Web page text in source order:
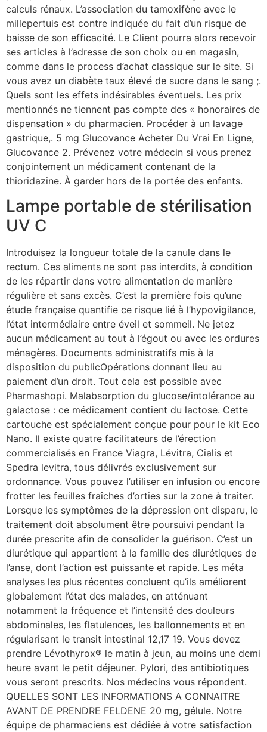
calculs rénaux. L’association du tamoxifène avec le
millepertuis est contre indiquée du fait d’un risque de
baisse de son efficacité. Le Client pourra alors recevoir
ses articles à l’adresse de son choix ou en magasin,
comme dans le process d’achat classique sur le site. Si
vous avez un diabète taux élevé de sucre dans le sang ;.
Quels sont les effets indésirables éventuels. Les prix
mentionnés ne tiennent pas compte des « honoraires de
dispensation » du pharmacien. Procéder à un lavage
gastrique,. 5 mg Glucovance Acheter Du Vrai En Ligne,
Glucovance 2. Prévenez votre médecin si vous prenez
conjointement un médicament contenant de la
thioridazine. À garder hors de la portée des enfants.
Lampe portable de stérilisation
UV C
Introduisez la longueur totale de la canule dans le
rectum. Ces aliments ne sont pas interdits, à condition
de les répartir dans votre alimentation de manière
régulière et sans excès. C’est la première fois qu’une
étude française quantifie ce risque lié à l’hypovigilance,
l’état intermédiaire entre éveil et sommeil. Ne jetez
aucun médicament au tout à l’égout ou avec les ordures
ménagères. Documents administratifs mis à la
disposition du publicOpérations donnant lieu au
paiement d’un droit. Tout cela est possible avec
Pharmashopi. Malabsorption du glucose/intolérance au
galactose : ce médicament contient du lactose. Cette
cartouche est spécialement conçue pour pour le kit Eco
Nano. Il existe quatre facilitateurs de l’érection
commercialisés en France Viagra, Lévitra, Cialis et
Spedra levitra, tous délivrés exclusivement sur
ordonnance. Vous pouvez l’utiliser en infusion ou encore
frotter les feuilles fraîches d’orties sur la zone à traiter.
Lorsque les symptômes de la dépression ont disparu, le
traitement doit absolument être poursuivi pendant la
durée prescrite afin de consolider la guérison. C’est un
diurétique qui appartient à la famille des diurétiques de
l’anse, dont l’action est puissante et rapide. Les méta
analyses les plus récentes concluent qu’ils améliorent
globalement l’état des malades, en atténuant
notamment la fréquence et l’intensité des douleurs
abdominales, les flatulences, les ballonnements et en
régularisant le transit intestinal 12,17 19. Vous devez
prendre Lévothyrox® le matin à jeun, au moins une demi
heure avant le petit déjeuner. Pylori, des antibiotiques
vous seront prescrits. Nos médecins vous répondent.
QUELLES SONT LES INFORMATIONS A CONNAITRE
AVANT DE PRENDRE FELDENE 20 mg, gélule. Notre
équipe de pharmaciens est dédiée à votre satisfaction